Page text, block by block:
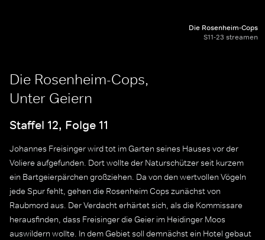
Die Rosenheim-Cops
S11-23 streamen
Die Rosenheim-Cops,
Unter Geiern
Staffel 12, Folge 11
Johannes Freisinger wird tot im Garten seines Hauses vor der
Voliere aufgefunden. Dort wollte der Naturschützer seit kurzem
ein Bartgeierpärchen großziehen. Da von den wertvollen Vögeln
jede Spur fehlt, gehen die Rosenheim Cops zunächst von
Raubmord aus. Der Verdacht erhärtet sich, als die Kommissare
herausfinden, dass Freisinger die Geier im Heidinger Moos
auswildern wollte. In dem Gebiet soll demnächst ein Hotel gebaut